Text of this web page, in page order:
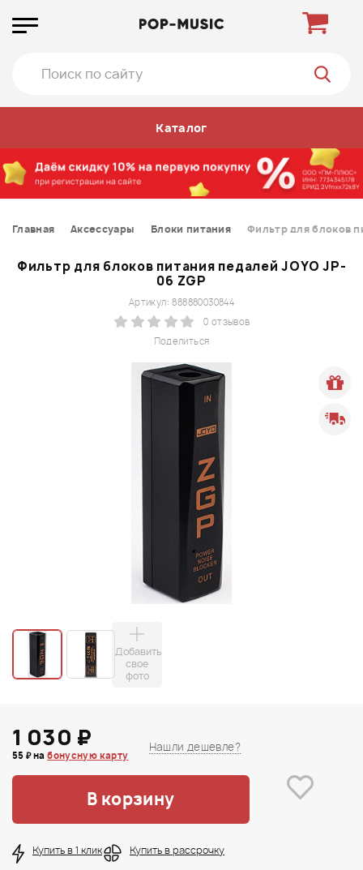
Каталог
Главная Аксессуары Блоки питания Фильтр для блоков
Фильтр для блоков питания педалей JOYO JP-
06 ZGP
Поделиться
Артикул: 888880030844
0 отзывов
Добавить
свое
фото
1 030 ₽
55 ₽ набонусную карту
Нашли дешевле?
В корзину
Купить в 1 клик Купить в рассрочку